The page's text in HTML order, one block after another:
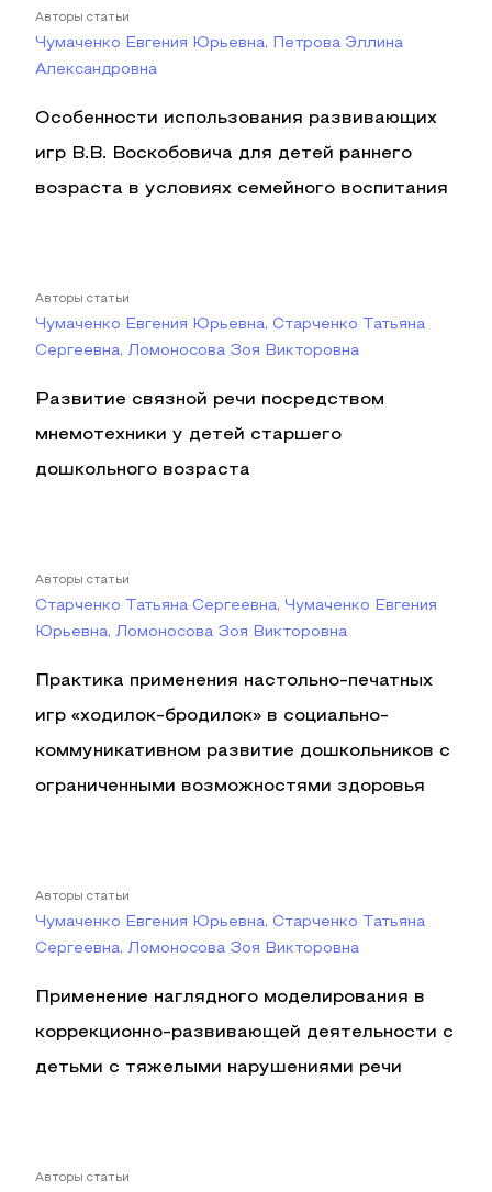
Авторы статьи
Чумаченко Евгения Юрьевна, Петрова Эллина
Александровна
Особенности использования развивающих
игр В.В. Воскобовича для детей раннего
возраста в условиях семейного воспитания
Авторы статьи
Чумаченко Евгения Юрьевна, Старченко Татьяна
Сергеевна, Ломоносова Зоя Викторовна
Развитие связной речи посредством
мнемотехники у детей старшего
дошкольного возраста
Авторы статьи
Старченко Татьяна Сергеевна, Чумаченко Евгения
Юрьевна, Ломоносова Зоя Викторовна
Практика применения настольно-печатных
игр «ходилок-бродилок» в социально-
коммуникативном развитие дошкольников с
ограниченными возможностями здоровья
Авторы статьи
Чумаченко Евгения Юрьевна, Старченко Татьяна
Сергеевна, Ломоносова Зоя Викторовна
Применение наглядного моделирования в
коррекционно-развивающей деятельности с
детьми с тяжелыми нарушениями речи
Авторы статьи